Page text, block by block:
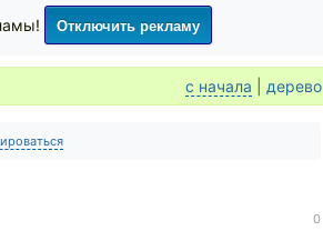
Отключить рекламу
с начала дерево
0